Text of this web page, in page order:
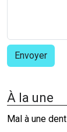
À la une
Mal à une